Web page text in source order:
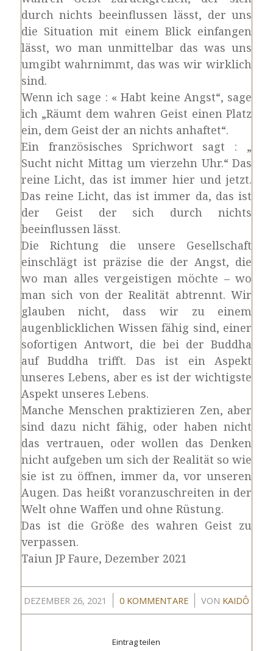
durch nichts beeinflussen lässt, der uns
die Situation mit einem Blick einfangen
lässt, wo man unmittelbar das was uns
umgibt wahrnimmt, das was wir wirklich
sind.
Wenn ich sage : « Habt keine Angst“, sage
ich „Räumt dem wahren Geist einen Platz
ein, dem Geist der an nichts anhaftet“.
Ein französisches Sprichwort sagt : „
Sucht nicht Mittag um vierzehn Uhr.“ Das
reine Licht, das ist immer hier und jetzt.
Das reine Licht, das ist immer da, das ist
der Geist der sich durch nichts
beeinflussen lässt.
Die Richtung die unsere Gesellschaft
einschlägt ist präzise die der Angst, die
wo man alles vergeistigen möchte – wo
man sich von der Realität abtrennt. Wir
glauben nicht, dass wir zu einem
augenblicklichen Wissen fähig sind, einer
sofortigen Antwort, die bei der Buddha
auf Buddha trifft. Das ist ein Aspekt
unseres Lebens, aber es ist der wichtigste
Aspekt unseres Lebens.
Manche Menschen praktizieren Zen, aber
sind dazu nicht fähig, oder haben nicht
das vertrauen, oder wollen das Denken
nicht aufgeben um sich der Realität so wie
sie ist zu öffnen, immer da, vor unseren
Augen. Das heißt voranzuschreiten in der
Welt ohne Waffen und ohne Rüstung.
Das ist die Größe des wahren Geist zu
verpassen.
Taiun JP Faure, Dezember 2021
DEZEMBER 26, 2021
/ 0 KOMMENTARE
/ VON KAIDÔ
Eintrag teilen